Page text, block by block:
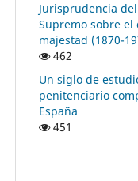
Jurisprudencia
Supremo sobre el
majestad (1870-
462
Un siglo de
penitenciario
España
451